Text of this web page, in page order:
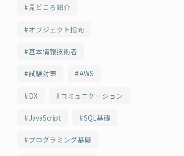
見どころ紹介
オブジェクト指向
基本情報技術者
試験対策 AWS
DX コミュニケーション
JavaScript SQL基礎
プログラミング基礎